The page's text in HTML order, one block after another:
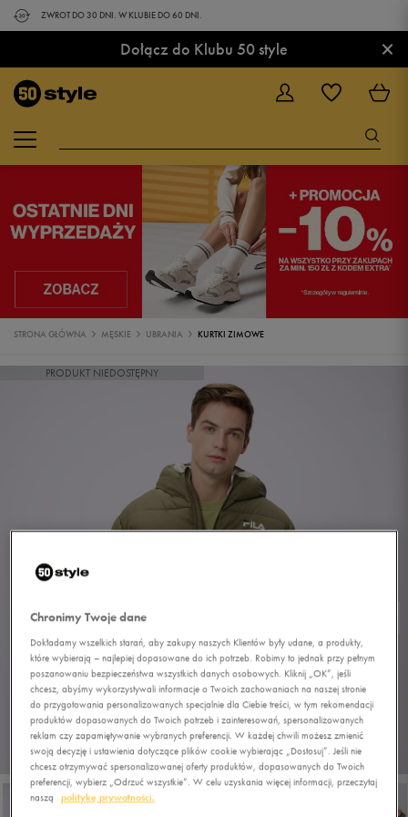
ZWROT DO 30 DNI. W KLUBIE DO 60 DNI.
Dołącz do Klubu 50 style ×
STRONA GŁÓWNA MĘSKIE UBRANIA KURTKI ZIMOWE
PRODUKT NIEDOSTĘPNY
Chronimy Twoje dane
Dokładamy wszelkich starań, aby zakupy naszych Klientów były udane, a produkty,
które wybierają – najlepiej dopasowane do ich potrzeb. Robimy to jednak przy pełnym
poszanowaniu bezpieczeństwa wszystkich danych osobowych. Kliknij „OK”, jeśli
chcesz, abyśmy wykorzystywali informacje o Twoich zachowaniach na naszej stronie
do przygotowania personalizowanych specjalnie dla Ciebie treści, w tym rekomendacji
produktów dopasowanych do Twoich potrzeb i zainteresowań, spersonalizowanych
reklam czy zapamiętywanie wybranych preferencji. W każdej chwili możesz zmienić
swoją decyzję i ustawienia dotyczące plików cookie wybierając „Dostosuj”. Jeśli nie
chcesz otrzymywać spersonalizowanej oferty produktów, dopasowanych do Twoich
preferencji, wybierz „Odrzuć wszystkie”. W celu uzyskania więcej informacji, przeczytaj
naszą
politykę prywatności.